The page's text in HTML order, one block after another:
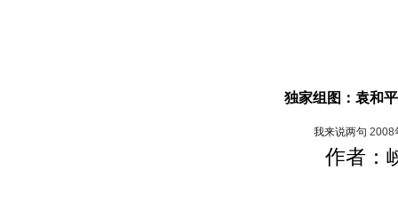
独家组图：袁和
我来说两句 2008
作者：